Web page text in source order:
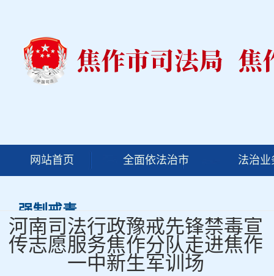
网站首页 全面依法治市 法治业
强制戒毒
河南司法行政豫戒先锋禁毒宣
传志愿服务焦作分队走进焦作
一中新生军训场